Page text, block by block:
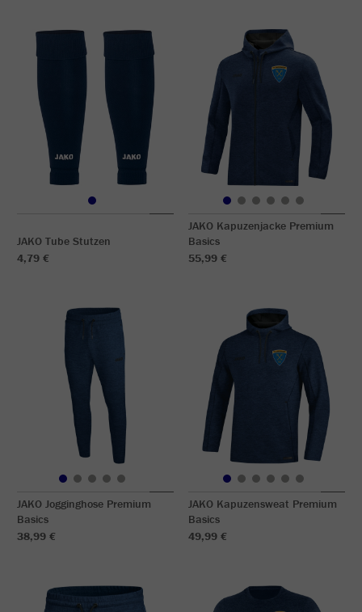
JAKO Tube Stutzen
4,79 €
JAKO Kapuzenjacke Premium
Basics
55,99 €
JAKO Jogginghose Premium
Basics
38,99 €
JAKO Kapuzensweat Premium
Basics
49,99 €